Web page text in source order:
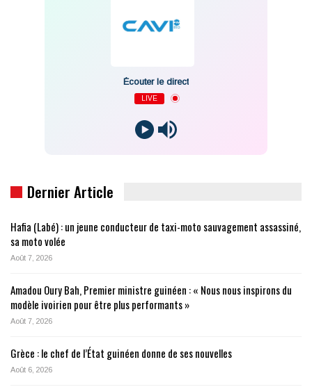
Écouter le direct
LIVE
Dernier Article
Hafia (Labé) : un jeune conducteur de taxi-moto sauvagement assassiné,
sa moto volée
Août 7, 2026
Amadou Oury Bah, Premier ministre guinéen : « Nous nous inspirons du
modèle ivoirien pour être plus performants »
Août 7, 2026
Grèce : le chef de l’État guinéen donne de ses nouvelles
Août 6, 2026